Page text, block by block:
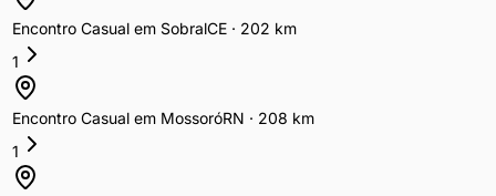
Encontro Casualem SobralCE· 202 km
1
Encontro Casualem MossoróRN · 208 km
1